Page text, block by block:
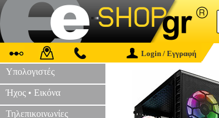
Login / Εγγραφή
Υπολογιστές
Ήχος • Εικόνα
Τηλεπικοινωνίες